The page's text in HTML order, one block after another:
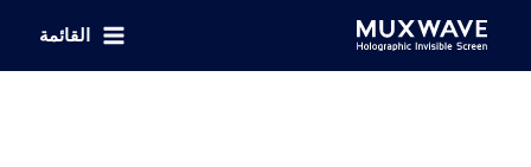
القائمة